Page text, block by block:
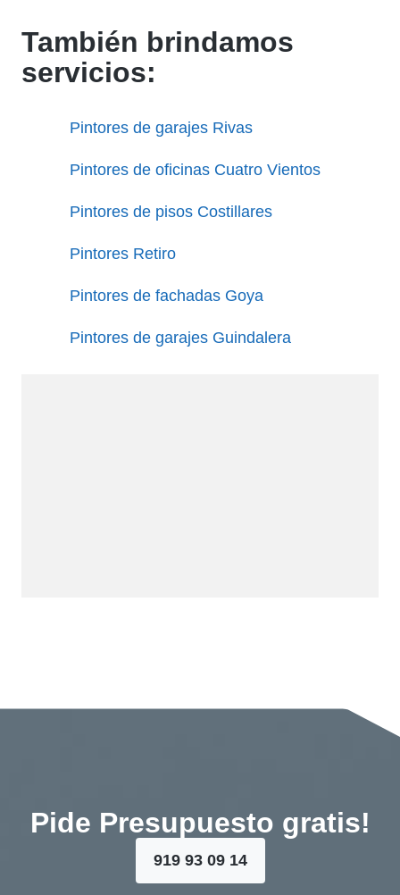
También brindamos
servicios:
Pintores de garajes Rivas
Pintores de oficinas Cuatro Vientos
Pintores de pisos Costillares
Pintores Retiro
Pintores de fachadas Goya
Pintores de garajes Guindalera
Pide Presupuesto gratis!
919 93 09 14